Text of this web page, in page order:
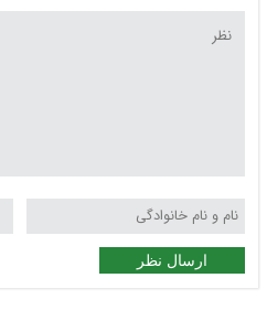
ارسال نظر